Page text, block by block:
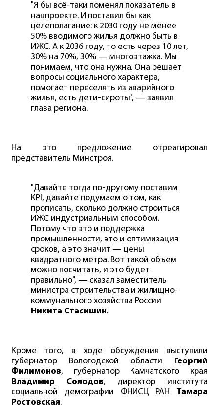
"Я бы всё-таки поменял показатель в
нацпроекте. И поставил бы как
целеполагание: к 2030 году не менее
50% вводимого жилья должно быть в
ИЖС. А к 2036 году, то есть через 10 лет,
30% на 70%, 30% — многоэтажка. Мы
понимаем, что она нужна. Она решает
вопросы социального характера,
помогает переселять из аварийного
жилья, есть дети-сироты", — заявил
глава региона.
На это предложение отреагировал
представитель Минстроя.
"Давайте тогда по-другому поставим
KPI, давайте подумаем о том, как
прописать, сколько должно строиться
ИЖС индустриальным способом.
Потому что это и поддержка
промышленности, это и оптимизация
сроков, а это значит — цены
квадратного метра. Вот такой объем
можно посчитать, и это будет
правильно", — сказал заместитель
министра строительства и жилищно-
коммунального хозяйства России
Никита Стасишин.
Кроме того, в ходе обсуждения выступили
губернатор Вологодской области Георгий
Филимонов, губернатор Камчатского края
Владимир Солодов, директор института
социальной демографии ФНИСЦ РАН Тамара
Ростовская.